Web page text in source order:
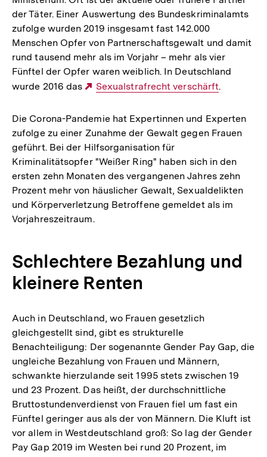
der Täter. Einer Auswertung des Bundeskriminalamts
zufolge wurden 2019 insgesamt fast 142.000
Menschen Opfer von Partnerschaftsgewalt und damit
rund tausend mehr als im Vorjahr – mehr als vier
Fünftel der Opfer waren weiblich. In Deutschland
wurde 2016 das
Externer
Sexualstrafrecht verschärft.
Die Corona-Pandemie hat Expertinnen und Experten
zufolge zu einer Zunahme der Gewalt gegen Frauen
geführt. Bei der Hilfsorganisation für
Kriminalitätsopfer "Weißer Ring" haben sich in den
ersten zehn Monaten des vergangenen Jahres zehn
Prozent mehr von häuslicher Gewalt, Sexualdelikten
und Körperverletzung Betroffene gemeldet als im
Vorjahreszeitraum.
Schlechtere Bezahlung und
kleinere Renten
Auch in Deutschland, wo Frauen gesetzlich
gleichgestellt sind, gibt es strukturelle
Benachteiligung: Der sogenannte Gender Pay Gap, die
ungleiche Bezahlung von Frauen und Männern,
schwankte hierzulande seit 1995 stets zwischen 19
und 23 Prozent. Das heißt, der durchschnittliche
Bruttostundenverdienst von Frauen fiel um fast ein
Fünftel geringer aus als der von Männern. Die Kluft ist
vor allem in Westdeutschland groß: So lag der Gender
Pay Gap 2019 im Westen bei rund 20 Prozent, im